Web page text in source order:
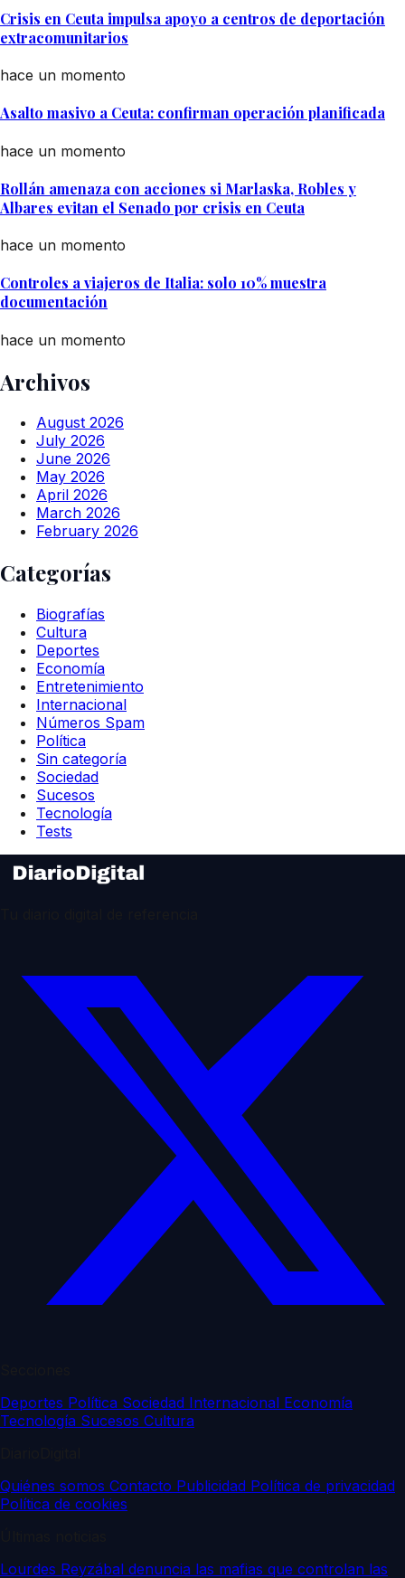
Crisis en Ceuta impulsa apoyo a centros de deportación
extracomunitarios
hace un momento
Asalto masivo a Ceuta: confirman operación planificada
hace un momento
Rollán amenaza con acciones si Marlaska, Robles y
Albares evitan el Senado por crisis en Ceuta
hace un momento
Controles a viajeros de Italia: solo 10% muestra
documentación
hace un momento
Archivos
August 2026
July 2026
June 2026
May 2026
April 2026
March 2026
February 2026
Categorías
Biografías
Cultura
Deportes
Economía
Entretenimiento
Internacional
Números Spam
Política
Sin categoría
Sociedad
Sucesos
Tecnología
Tests
Deportes Política Sociedad Internacional Economía
Tecnología Sucesos Cultura
Quiénes somos Contacto Publicidad Política de privacidad
Política de cookies
Lourdes Reyzábal denuncia las mafias que controlan las